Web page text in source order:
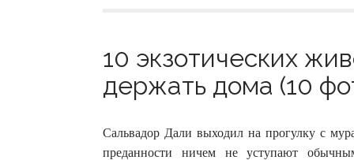
10 экзотических
держать дома (10
Сальвадор Дали выходил на прогулку с
преданности ничем не уступают